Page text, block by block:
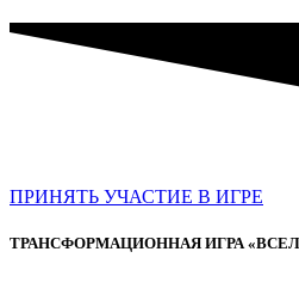
ПРИНЯТЬ УЧАСТИЕ В ИГРЕ
ТРАНСФОРМАЦИОННАЯ ИГРА